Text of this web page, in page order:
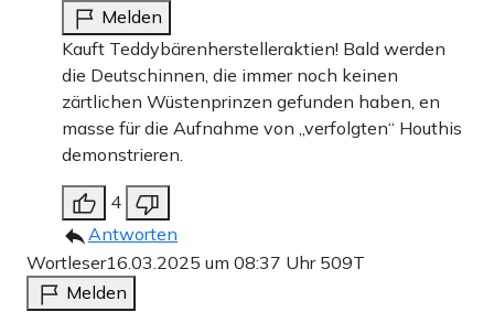
Melden
Kauft Teddybärenherstelleraktien! Bald werden
die Deutschinnen, die immer noch keinen
zärtlichen Wüstenprinzen gefunden haben, en
masse für die Aufnahme von „verfolgten“ Houthis
demonstrieren.
4
Antworten
Wortleser16.03.2025 um 08:37 Uhr 509T
Melden